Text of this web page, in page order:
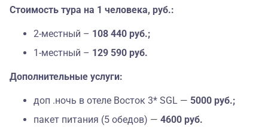
Стоимость тура на 1 человека, руб.:
2-местный – 108 440 руб.;
1-местный – 129 590 руб.
Дополнительные услуги:
доп .ночь в отеле Восток 3* SGL — 5000 руб.;
пакет питания (5 обедов) — 4600 руб.